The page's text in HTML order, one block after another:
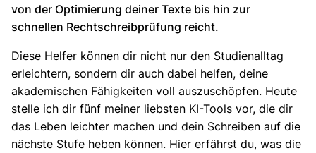
von der Optimierung deiner Texte bis hin zur
schnellen Rechtschreibprüfung reicht.
Diese Helfer können dir nicht nur den Studienalltag
erleichtern, sondern dir auch dabei helfen, deine
akademischen Fähigkeiten voll auszuschöpfen. Heute
stelle ich dir fünf meiner liebsten KI-Tools vor, die dir
das Leben leichter machen und dein Schreiben auf die
nächste Stufe heben können. Hier erfährst du, was die